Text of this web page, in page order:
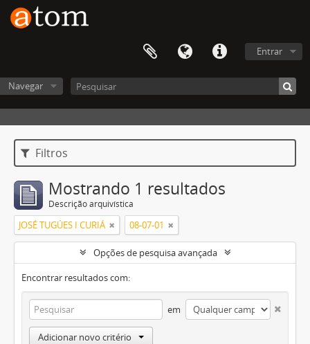
Entrar
Navegar
Filtros
Mostrando 1 resultados
Descrição arquivística
JOSÉ TUGÚES I CURIÁ 08-07-01
Opções de pesquisa avançada
Encontrar resultados com:
em
Adicionar novo critério